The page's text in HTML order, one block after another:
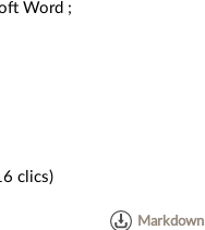
Word ;
clics)
Markdown